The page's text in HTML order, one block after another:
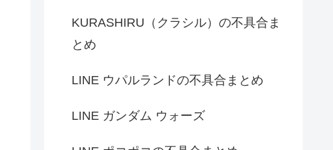
KURASHIRU（クラシル）の不具合ま
とめ
LINE ウパルランドの不具合まとめ
LINE ガンダム ウォーズ